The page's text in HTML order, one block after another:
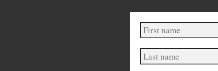
First
name
Last
name